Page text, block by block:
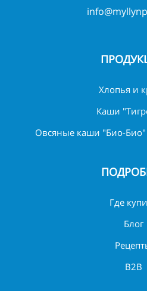
Хлопья и
Каши
Овсяные каши "Био-Био"
Где
Блог
B2B